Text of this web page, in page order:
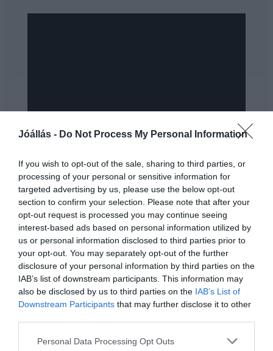
Jóállás - Do Not Process My Personal Information
If you wish to opt-out of the sale, sharing to third parties, or
processing of your personal or sensitive information for
targeted advertising by us, please use the below opt-out
section to confirm your selection. Please note that after your
opt-out request is processed you may continue seeing
interest-based ads based on personal information utilized by
us or personal information disclosed to third parties prior to
your opt-out. You may separately opt-out of the further
disclosure of your personal information by third parties on the
IAB’s list of downstream participants. This information may
also be disclosed by us to third parties on the IAB’s List of
Downstream Participants that may further disclose it to other
Personal Data Processing Opt Outs